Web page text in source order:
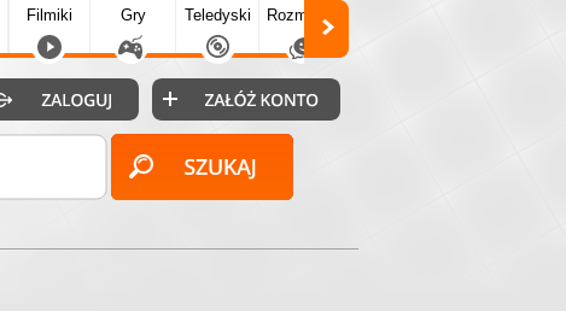
Filmiki Gry Teledyski Rozmówki